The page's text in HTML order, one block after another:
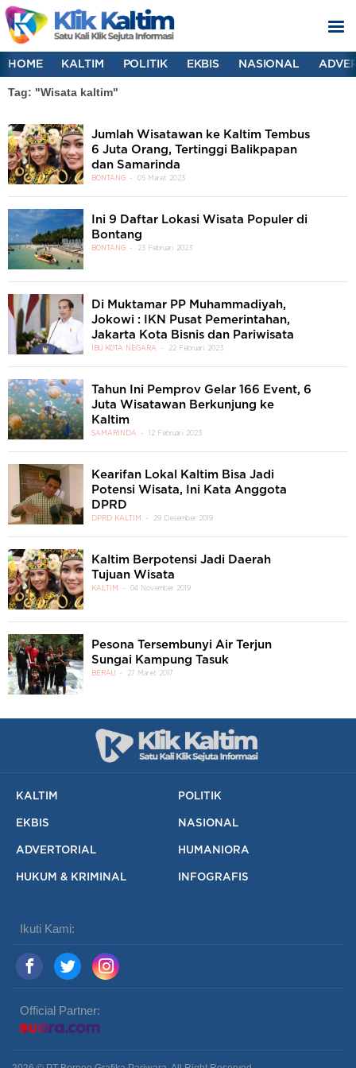
HOME KALTIM POLITIK EKBIS NASIONAL
Tag: "Wisata kaltim"
Jumlah Wisatawan ke Kaltim Tembus
6 Juta Orang, Tertinggi Balikpapan
dan Samarinda
BONTANG 05 Maret 2023
Ini 9 Daftar Lokasi Wisata Populer di
Bontang
BONTANG 23 Februari 2023
Di Muktamar PP Muhammadiyah,
Jokowi : IKN Pusat Pemerintahan,
Jakarta Kota Bisnis dan Pariwisata
IBU KOTA NEGARA 22 Februari 2023
Tahun Ini Pemprov Gelar 166 Event, 6
Juta Wisatawan Berkunjung ke
Kaltim
SAMARINDA 12 Februari 2023
Kearifan Lokal Kaltim Bisa Jadi
Potensi Wisata, Ini Kata Anggota
DPRD
DPRD KALTIM 29 Desember 2019
Kaltim Berpotensi Jadi Daerah
Tujuan Wisata
KALTIM 04 November 2019
Pesona Tersembunyi Air Terjun
Sungai Kampung Tasuk
BERAU 27 Maret 2017
KALTIM POLITIK
EKBIS NASIONAL
ADVERTORIAL HUMANIORA
HUKUM & KRIMINAL INFOGRAFIS
Ikuti Kami:
Official Partner: